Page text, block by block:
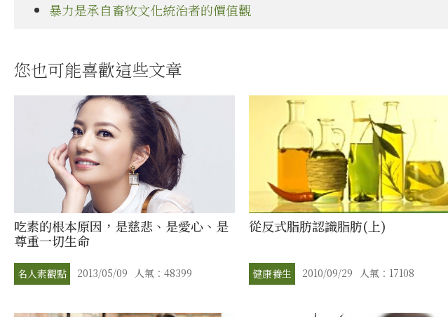
暴力是承自畜牧文化統治者的價值觀
您也可能喜歡這些文章
吃素的根本原因，是慈悲、是愛心、是
尊重一切生命
名人素觀點 2013/05/09 人氣：48399
從反式脂肪認識脂肪(上)
健康養生 2010/09/29 人氣：17108